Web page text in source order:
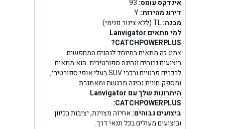
אינדקס עומס:
דירוג מהירות:
מבנה:
למי מתאים Lanvigator
CATCHPOWERPLUS?
צמיג זה מתאים במיוחד לנהגים המחפשים
ביצועים גבוהים ונהיגה ספורטיבית. הוא מתאים
לרכבים פרטיים ורכבי SUV בעלי אופי ספורטיבי,
ומספק חווית נהיגה מרגשת ומאתגרת.
היתרונות שלך עם Lanvigator
CATCHPOWERPLUS:
ביצועים גבוהים:אחיזה מצוינת, יציבות בכיוון
וביצועים מעולים בכל תנאי דרך.